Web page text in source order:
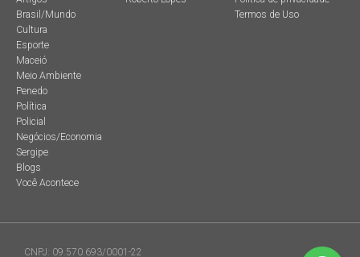
Brasil/Mundo
Cultura
Esporte
Maceió
Meio Ambiente
Penedo
Política
Policial
Negócios/Economia
Sergipe
Blogs
Você Acontece
Termos de Uso
CNPJ: 09.570.693/0001-22